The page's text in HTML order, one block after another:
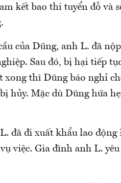
kết bao thi tuyển đỗ và
của Dũng, anh L. đã
Sau đó, bị hại tiếp
xong thì Dũng báo nghỉ
hủy. Mặc dù Dũng hứa
đã đi xuất khẩu lao
việc. Gia đình anh L.